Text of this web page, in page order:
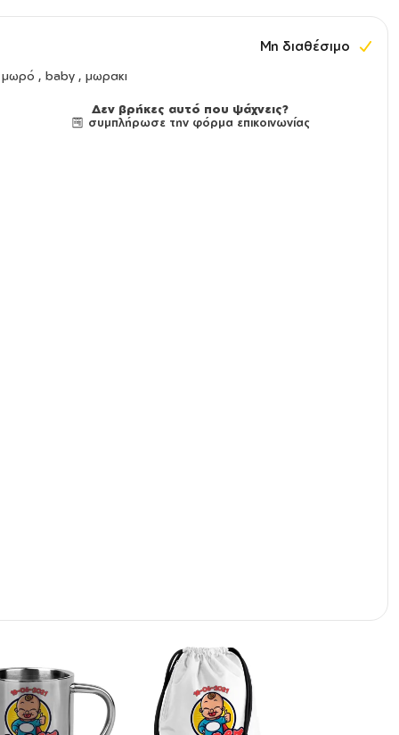
Μη διαθέσιμο
μωρό , baby , μωρακι
Δεν βρήκες αυτό που ψάχνεις?
συμπλήρωσε την φόρμα επικοινωνίας